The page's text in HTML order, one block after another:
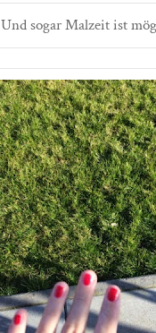
Und sogar Malzeit ist